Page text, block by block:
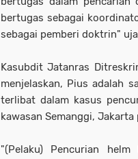
bertugas sebagai
sebagai pemberi doktrin"
Kasubdit Jatanras
menjelaskan, Pius adalah
terlibat dalam kasus
kawasan Semanggi,
"(Pelaku) Pencurian helm